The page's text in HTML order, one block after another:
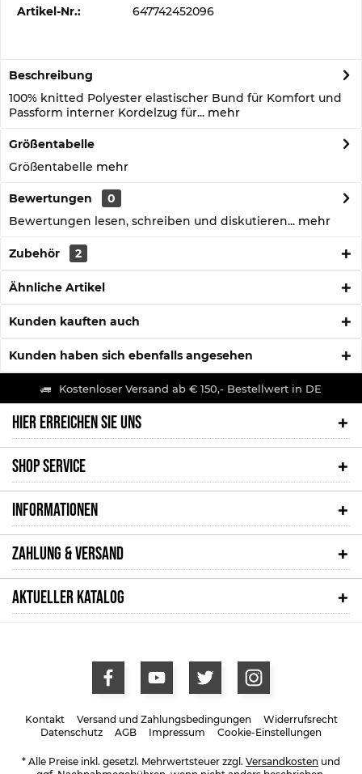
Artikel-Nr.: 647742452096
Beschreibung
100% knitted Polyester elastischer Bund für Komfort und
Passform interner Kordelzug für... mehr
Größentabelle
Größentabelle mehr
Bewertungen
0
Bewertungen lesen, schreiben und diskutieren... mehr
Zubehör 2
Ähnliche Artikel
Kunden kauften auch
Kunden haben sich ebenfalls angesehen
Kostenloser Versand ab € 150,- Bestellwert in DE
HIER ERREICHEN SIE UNS
SHOP SERVICE
INFORMATIONEN
ZAHLUNG & VERSAND
AKTUELLER KATALOG
Kontakt Versand und Zahlungsbedingungen
Widerrufsrecht
Datenschutz
AGB Impressum Cookie-Einstellungen
* Alle Preise inkl. gesetzl. Mehrwertsteuer zzgl. Versandkosten und